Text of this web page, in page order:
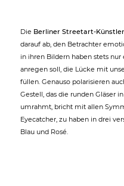
Die Berliner Streetart-
darauf ab, den Betrachter
in ihren Bildern haben stets nur
anregen soll, die Lücke mit
füllen. Genauso polarisieren
Gestell, das die runden Gläser
umrahmt, bricht mit allen
Eyecatcher, zu haben in drei
Blau und Rosé.